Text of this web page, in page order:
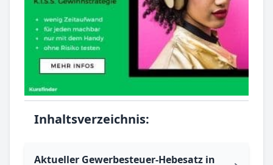
Inhaltsverzeichnis:
Aktueller Gewerbesteuer-Hebesatz in